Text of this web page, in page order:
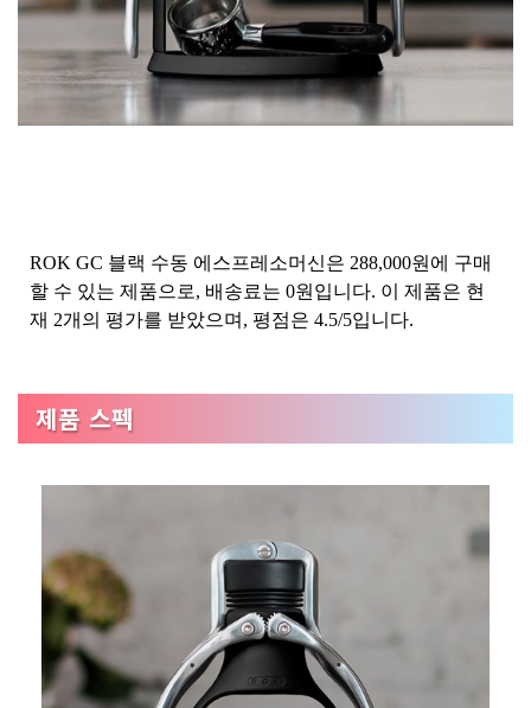
ROK GC 블랙 수동 에스프레소머신은 288,000원에 구매
할 수 있는 제품으로, 배송료는 0원입니다. 이 제품은 현
재 2개의 평가를 받았으며, 평점은 4.5/5입니다.
제품 스펙